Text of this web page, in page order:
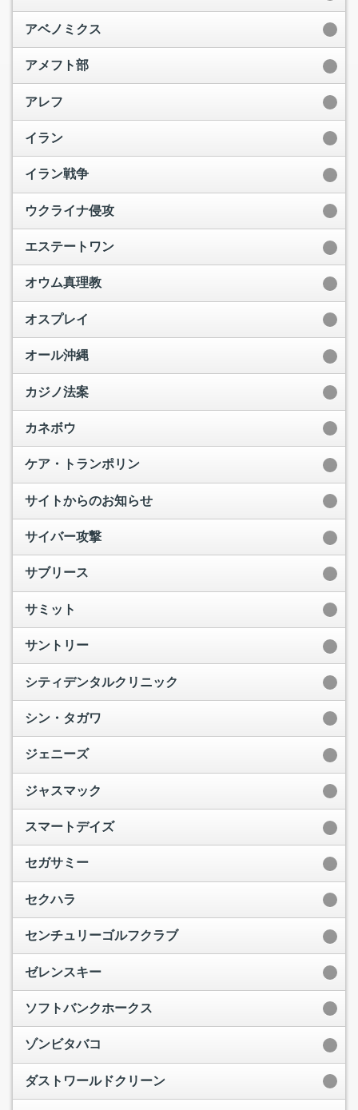
アベノミクス
アメフト部
アレフ
イラン
イラン戦争
ウクライナ侵攻
エステートワン
オウム真理教
オスプレイ
オール沖縄
カジノ法案
カネボウ
ケア・トランポリン
サイトからのお知らせ
サイバー攻撃
サブリース
サミット
サントリー
シティデンタルクリニック
シン・タガワ
ジェニーズ
ジャスマック
スマートデイズ
セガサミー
セクハラ
センチュリーゴルフクラブ
ゼレンスキー
ソフトバンクホークス
ゾンビタバコ
ダストワールドクリーン